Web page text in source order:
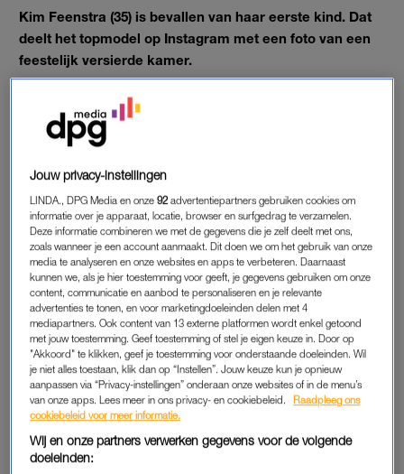
Kim Feenstra (35) is bevallen van haar eerste kind. Dat
deelt het topmodel op Instagram met een foto van een
feestelijk versierde kamer.
‘We are on another level right now’
weten: ‘Dus geen gender reveals’
KIM FEENSTRA
Het model laat weten vrijdag 16 oktober moeder te zijn
geworden. Zij en haar vriend Stanley Tailorwilden het geslacht
van hun kleine vóór de bevalling nog niet wetenen werden dus
verrast met een jongen.
Naast het geslacht krijgen de nieuwsgierige volgers zaterdag
ook eindelijk de naam te horen: Brooklyn. En de kersverse
moeder is duidelijk maar wat trots:
‘A new legend has arrived.’
https://www.instagram.com/p/CGctu5fJZQu/
Jouw privacy-instellingen
LINDA., DPG Media en onze92 advertentiepartners gebruiken cookies om
informatie over je apparaat, locatie, browser en surfgedrag te verzamelen.
Deze informatie combineren we met de gegevens die je zelf deelt met ons,
zoals wanneer je een account aanmaakt. Dit doen we om het gebruik van onze
media te analyseren en onze websites en apps te verbeteren. Daarnaast
kunnen we, als je hier toestemming voor geeft, je gegevens gebruiken om onze
content, communicatie en aanbod te personaliseren en je relevante
advertenties te tonen, en voor marketingdoeleinden delen met 4
mediapartners. Ook content van 13 externe platformen wordt enkel getoond
met jouw toestemming. Geef toestemming of stel je eigen keuze in. Door op
"Akkoord" te klikken, geef je toestemming voor onderstaande doeleinden. Wil
je niet alles toestaan, klik dan op “Instellen”. Jouw keuze kun je opnieuw
aanpassen via “Privacy-instellingen” onderaan onze websites of in de menu’s
van onze apps. Lees meer in ons privacy- en cookiebeleid.
Raadpleeg ons
cookiebeleid voor meer informatie.
Wij en onze partners verwerken gegevens voor de volgende
doeleinden: